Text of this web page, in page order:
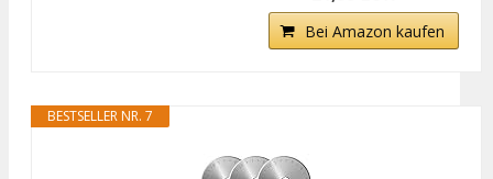
Bei Amazon kaufen
BESTSELLER NR. 7